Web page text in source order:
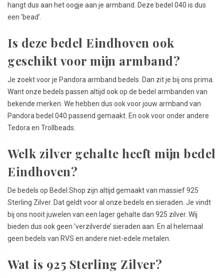
hangt dus aan het oogje aan je armband. Deze bedel 040 is dus
een ‘bead’.
Is deze bedel Eindhoven ook
geschikt voor mijn armband?
Je zoekt voor je Pandora armband bedels. Dan zit je bij ons prima.
Want onze bedels passen altijd ook op de bedel armbanden van
bekende merken. We hebben dus ook voor jouw armband van
Pandora bedel 040 passend gemaakt. En ook voor onder andere
Tedora en Trollbeads.
Welk zilver gehalte heeft mijn bedel
Eindhoven?
De bedels op Bedel.Shop zijn altijd gemaakt van massief 925
Sterling Zilver. Dat geldt voor al onze bedels en sieraden. Je vindt
bij ons nooit juwelen van een lager gehalte dan 925 zilver. Wij
bieden dus ook geen ‘verzilverde’ sieraden aan. En al helemaal
geen bedels van RVS en andere niet-edele metalen.
Wat is 925 Sterling Zilver?